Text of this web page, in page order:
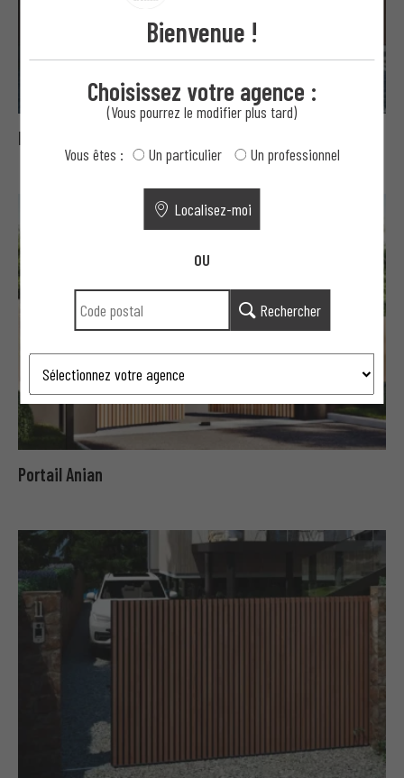
Portail Pepia
Portail Anian
Bienvenue !
Choisissez votre agence :
(Vous pourrez le modifier plus tard)
Vous êtes : Un particulier Un professionnel
Localisez-moi
OU
Rechercher